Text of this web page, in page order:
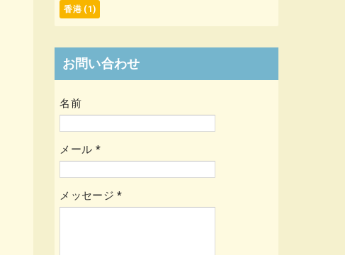
香港 (1)
お問い合わせ
名前
メール *
メッセージ*